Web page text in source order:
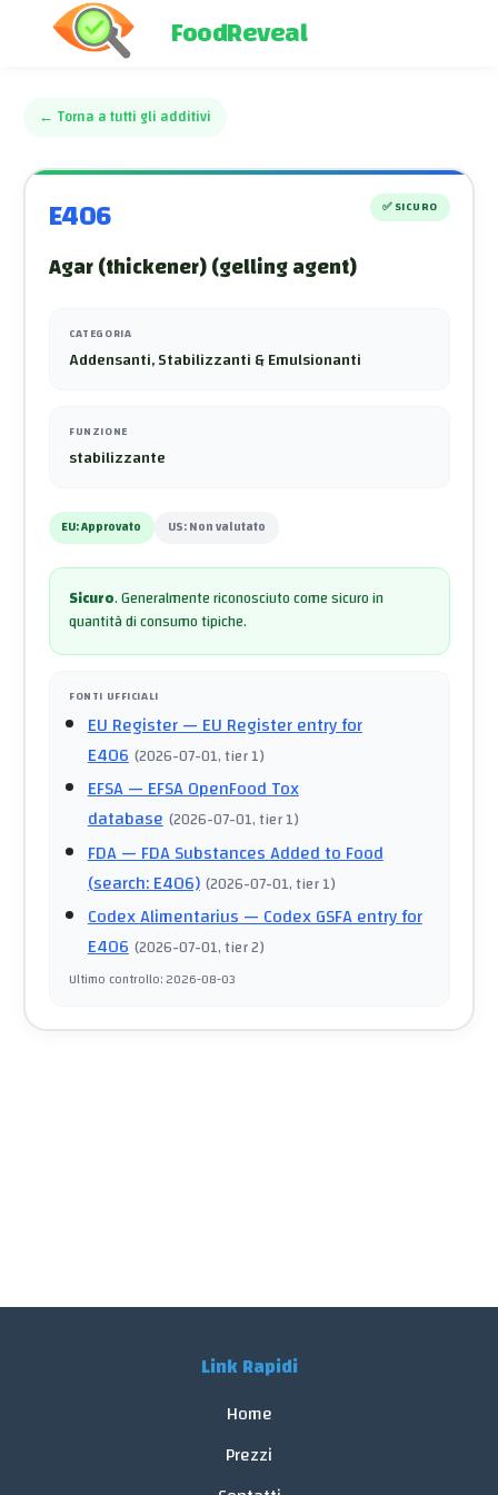
FoodReveal
← Torna a tutti gli additivi
E406 ✅SICURO
Agar (thickener) (gelling agent)
CATEGORIA
Addensanti, Stabilizzanti & Emulsionanti
FUNZIONE
stabilizzante
EU:Approvato US:Non valutato
Sicuro.Generalmente riconosciuto come sicuro in
quantità di consumo tipiche.
FONTI UFFICIALI
EU Register— EU Register entry for
E406 (2026-07-01, tier 1)
EFSA— EFSA OpenFood Tox
database (2026-07-01, tier 1)
FDA— FDA Substances Added to Food
(search: E406) (2026-07-01, tier 1)
Codex Alimentarius— Codex GSFA entry for
E406 (2026-07-01, tier 2)
Ultimo controllo:2026-08-03
Link Rapidi
Home
Prezzi